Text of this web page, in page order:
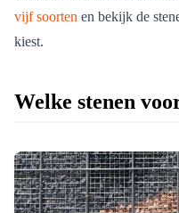
vijf soorten en bekijk de
kiest.
Welke stenen